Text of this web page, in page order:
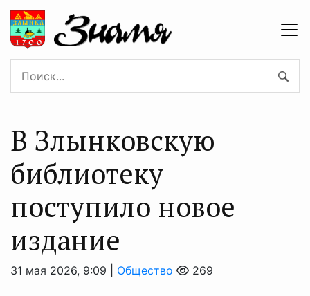
В Злынковскую
библиотеку
поступило новое
издание
31 мая 2026, 9:09 | Общество 269